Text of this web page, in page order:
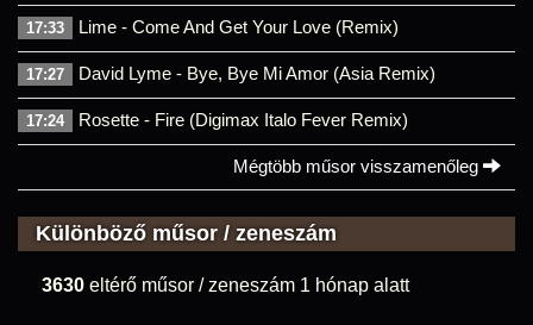
17:33 Lime - Come And Get Your Love (Remix)
17:27 David Lyme - Bye, Bye Mi Amor (Asia Remix)
17:24 Rosette - Fire (Digimax Italo Fever Remix)
Mégtöbb műsor visszamenőleg
Különböző műsor / zeneszám
3630 eltérő műsor / zeneszám 1 hónap alatt